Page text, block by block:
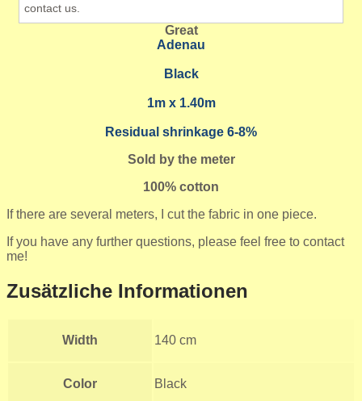
contact us.
Great
Adenau
Black
1m x 1.40m
Residual shrinkage 6-8%
Sold by the meter
100% cotton
If there are several meters, I cut the fabric in one piece.
If you have any further questions, please feel free to contact
me!
Zusätzliche Informationen
Width 140 cm
Color Black